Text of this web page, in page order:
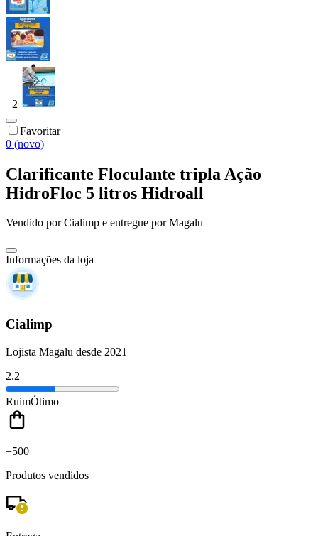
+2
Favoritar
0 (novo)
Clarificante Floculante tripla Ação
HidroFloc 5 litros Hidroall
Vendido porCialimp e entregue por Magalu
Informações da loja
Cialimp
Lojista Magalu desde 2021
2.2
RuimÓtimo
+500
Produtos vendidos